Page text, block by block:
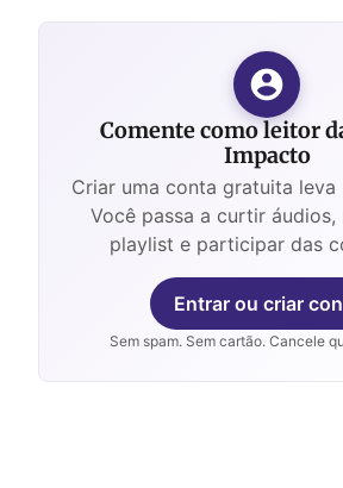
Comente como leitor
Impacto
Criar uma conta gratuita leva
Você passa a curtir áudios,
playlist e participar das
Entrar ou criar
Sem spam. Sem cartão. Cancele